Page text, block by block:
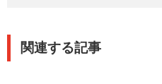
関連する記事